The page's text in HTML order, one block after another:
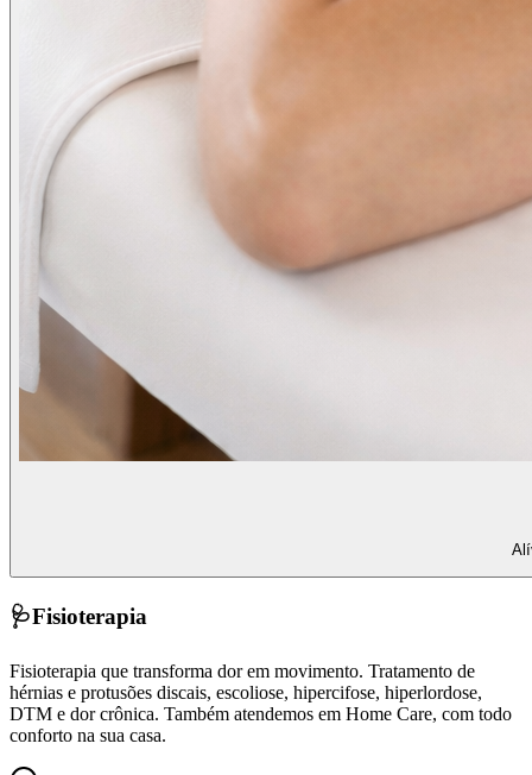
🩺Fisioterapia
Fisioterapia que transforma dor em movimento. Tratamento de
hérnias e protusões discais, escoliose, hipercifose, hiperlordose,
DTM e dor crônica. Também atendemos em Home Care, com todo
conforto na sua casa.